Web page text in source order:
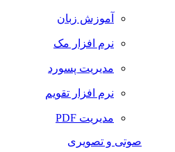
آموزش زبان
نرم افزار مک
مدیریت پسورد
نرم افزار تقویم
مدیریت PDF
صوتی و تصویری